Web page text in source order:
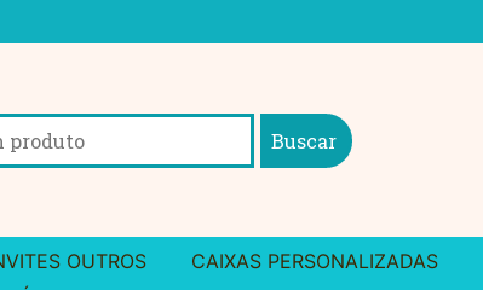
OUTROS CAIXAS PERSONALIZADAS